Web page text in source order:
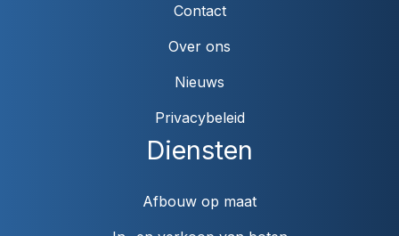
Diensten
Afbouw op maat
Contact
Over ons
Nieuws
Privacybeleid